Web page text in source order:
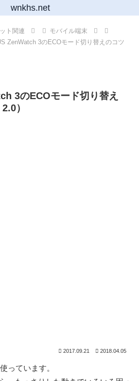
wnkhs.net
ト関連
モバイル端末
ZenWatch 3のECOモード切り替えのコツ
3のECOモード切り替え
）
2017.09.21 2018.04.05
っています。